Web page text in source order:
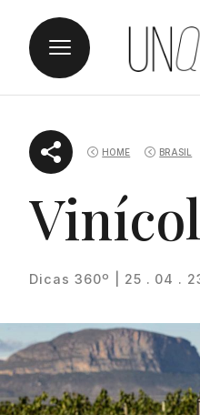
content
HOME BRASIL
Dicas 360º | 25 . 04 .